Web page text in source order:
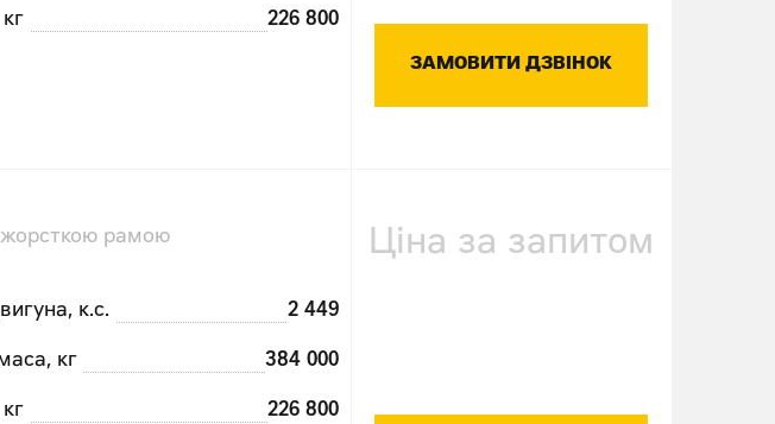
226 800
ЗАМОВИТИ ДЗВІНОК
рамою
к.с. 2 449
кг 384 000
226 800
Ціна за запитом